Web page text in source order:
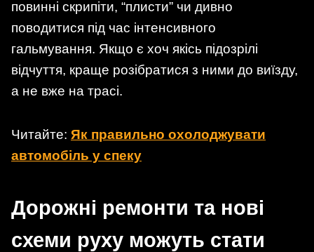
повинні скрипіти, “плисти” чи дивно
поводитися під час інтенсивного
гальмування. Якщо є хоч якісь підозрілі
відчуття, краще розібратися з ними до виїзду,
а не вже на трасі.
Читайте: Як правильно охолоджувати
автомобіль у спеку
Дорожні ремонти та нові
схеми руху можуть стати